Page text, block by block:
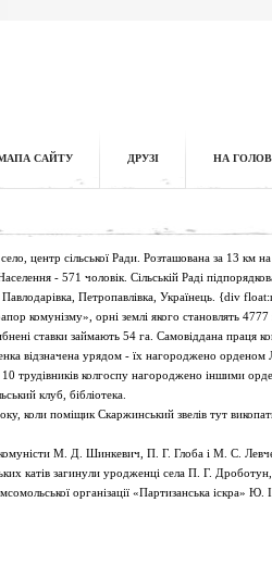
САЙТУ ДРУЗІ НА
центр сільської Ради. Розташована за 13 км на
- 571 чоловік. Сільській Раді
Павлодарівка, Петропавлівка, Українець.
комунізму», орні землі якого становлять
ставки займають 54 га. Самовіддана праця
відзначена урядом - їх нагороджено орденом
трудівників колгоспу нагороджено іншими
клуб, бібліотека.
коли поміщик Скаржинський звелів тут
М. Д. Шинкевич, П. Г. Глоба і М. С.
катів загинули уродженці села П. Г.
організації «Партизанська іскра» Ю.